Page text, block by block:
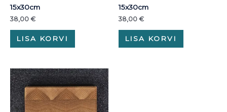
15x30cm
38,00 €
LISA KORVI
15x30cm
38,00 €
LISA KORVI